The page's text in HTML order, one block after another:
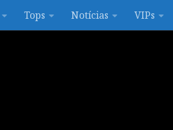
Tops Notícias VIPs